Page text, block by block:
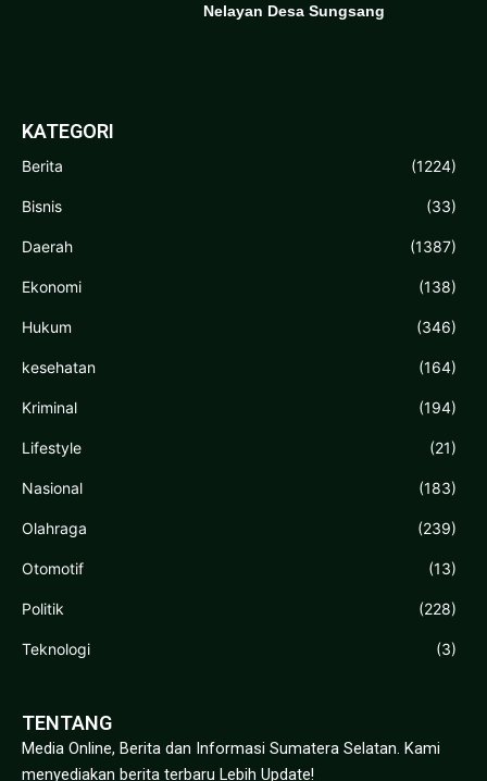
Nelayan Desa Sungsang
KATEGORI
Berita (1224)
Bisnis (33)
Daerah (1387)
Ekonomi (138)
Hukum (346)
kesehatan (164)
Kriminal (194)
Lifestyle (21)
Nasional (183)
Olahraga (239)
Otomotif (13)
Politik (228)
Teknologi (3)
TENTANG
Media Online, Berita dan Informasi Sumatera Selatan. Kami
menyediakan berita terbaru Lebih Update!